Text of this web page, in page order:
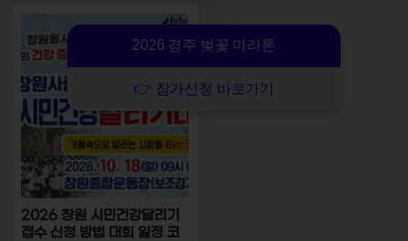
2026 경주 벚꽃 마라톤
👉 참가신청 바로가기
2026 창원 시민건강달리기
접수 신청 방법 대회 일정 코